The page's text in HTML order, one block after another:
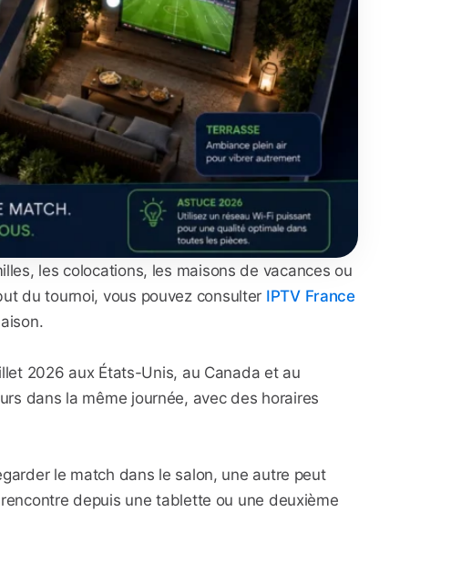
les colocations, les maisons de vacances ou
du tournoi, vous pouvez consulter IPTV France
2026 aux États-Unis, au Canada et au
dans la même journée, avec des horaires
le match dans le salon, une autre peut
depuis une tablette ou une deuxième